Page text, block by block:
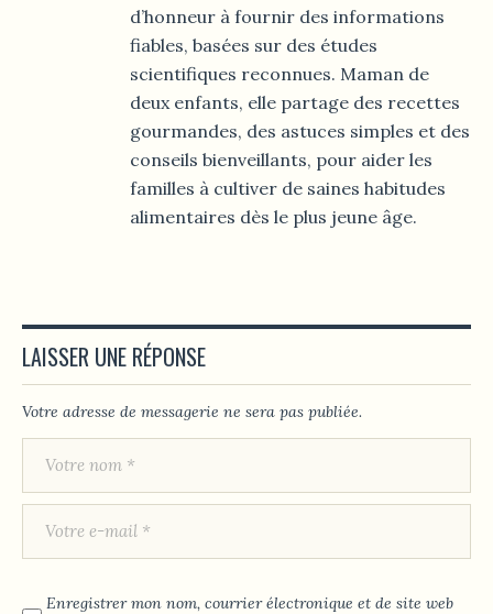
d’honneur à fournir des informations
fiables, basées sur des études
scientifiques reconnues. Maman de
deux enfants, elle partage des recettes
gourmandes, des astuces simples et des
conseils bienveillants, pour aider les
familles à cultiver de saines habitudes
alimentaires dès le plus jeune âge.
LAISSER UNE RÉPONSE
Votre adresse de messagerie ne sera pas publiée.
Enregistrer mon nom, courrier électronique et de site web